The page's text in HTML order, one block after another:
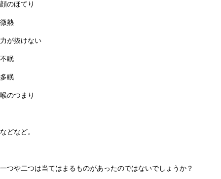
顔のほてり
微熱
力が抜けない
不眠
多眠
喉のつまり
などなど。
一つや二つは当てはまるものがあったのではないでしょうか？